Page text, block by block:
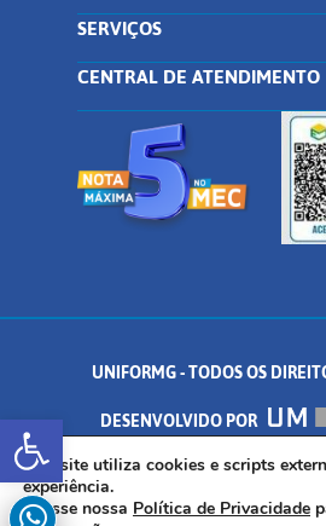
Abrir a barra de
SERVIÇOS
CENTRAL DE ATENDIMENTO
UNIFORMG - TODOS OS
DESENVOLVIDO POR
AV. DR. ARNALDO DE SENNA, 328 -
35.574.530
Este site utiliza cookies e scripts
experiência.
Acesse nossa Política de Privacidade